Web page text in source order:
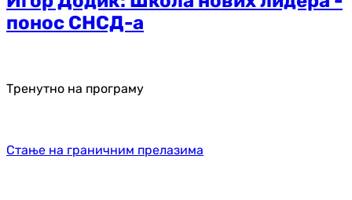
понос СНСД-а
Тренутно на програму
Стање на граничним прелазима